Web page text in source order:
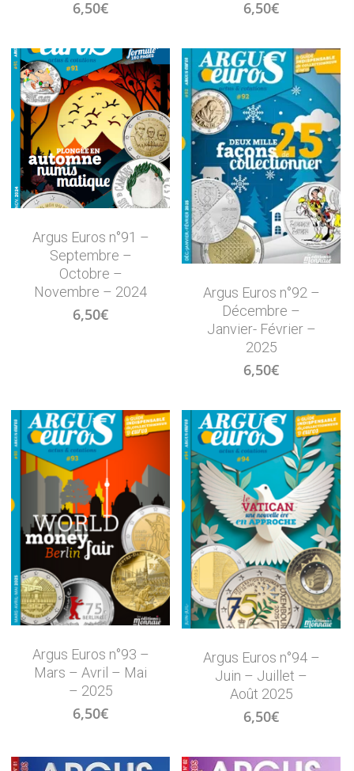
6,50€ 6,50€
Argus Euros n°91 –
Septembre –
Octobre –
Novembre – 2024
6,50€
Argus Euros n°92 –
Décembre –
Janvier- Février –
2025
6,50€
Argus Euros n°93 –
Mars – Avril – Mai
– 2025
6,50€
Argus Euros n°94 –
Juin – Juillet –
Août 2025
6,50€